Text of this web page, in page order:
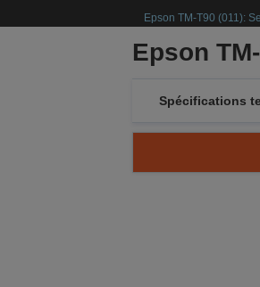
Epson TM-T90 (011):
Epson
Spécifications